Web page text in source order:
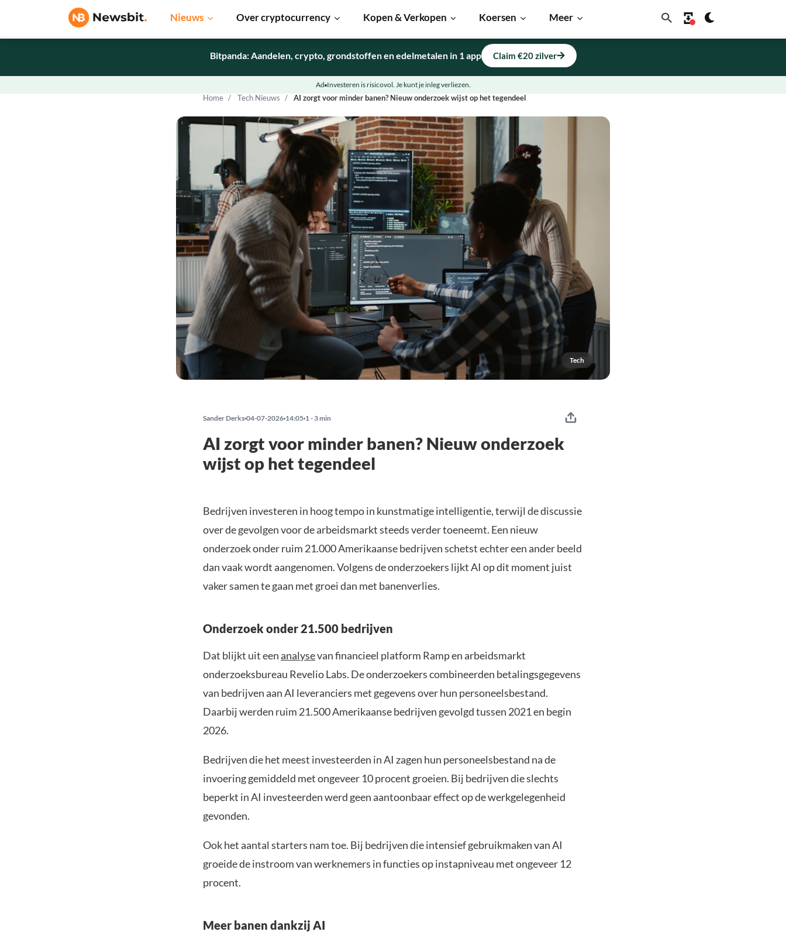
Nieuws Over cryptocurrency Kopen & Verkopen Koersen Meer
Home Tech Nieuws AI zorgt voor minder banen? Nieuw onderzoek wijst op het tegendeel
Tech
Bitpanda: Aandelen, crypto, grondstoffen en edelmetalen in 1 app Claim €20 zilver
Ad Investeren is risicovol. Je kunt je inleg verliezen.
Sander Derks 04-07-2026 14:05 1 - 3 min
AI zorgt voor minder banen? Nieuw onderzoek
wijst op het tegendeel
Bedrijven investeren in hoog tempo in kunstmatige intelligentie, terwijl de discussie
over de gevolgen voor de arbeidsmarkt steeds verder toeneemt. Een nieuw
onderzoek onder ruim 21.000 Amerikaanse bedrijven schetst echter een ander beeld
dan vaak wordt aangenomen. Volgens de onderzoekers lijkt AI op dit moment juist
vaker samen te gaan met groei dan met banenverlies.
Onderzoek onder 21.500 bedrijven
Dat blijkt uit eenanalysevan financieel platform Ramp en arbeidsmarkt
onderzoeksbureau Revelio Labs. De onderzoekers combineerden betalingsgegevens
van bedrijven aan AI leveranciers met gegevens over hun personeelsbestand.
Daarbij werden ruim 21.500 Amerikaanse bedrijven gevolgd tussen 2021 en begin
2026.
Bedrijven die het meest investeerden in AI zagen hun personeelsbestand na de
invoering gemiddeld met ongeveer 10 procent groeien. Bij bedrijven die slechts
beperkt in AI investeerden werd geen aantoonbaar effect op de werkgelegenheid
gevonden.
Ook het aantal starters nam toe. Bij bedrijven die intensief gebruikmaken van AI
groeide de instroom van werknemers in functies op instapniveau met ongeveer 12
procent.
Meer banen dankzij AI